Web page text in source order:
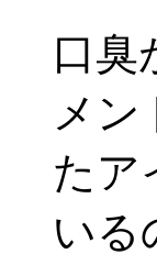
口臭
メ
たア
いる